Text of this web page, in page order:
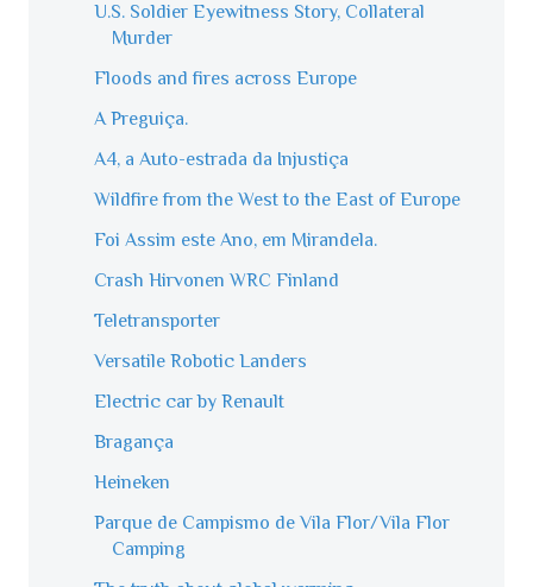
U.S. Soldier Eyewitness Story, Collateral
Murder
Floods and fires across Europe
A Preguiça.
A4, a Auto-estrada da Injustiça
Wildfire from the West to the East of Europe
Foi Assim este Ano, em Mirandela.
Crash Hirvonen WRC Finland
Teletransporter
Versatile Robotic Landers
Electric car by Renault
Bragança
Heineken
Parque de Campismo de Vila Flor/Vila Flor
Camping